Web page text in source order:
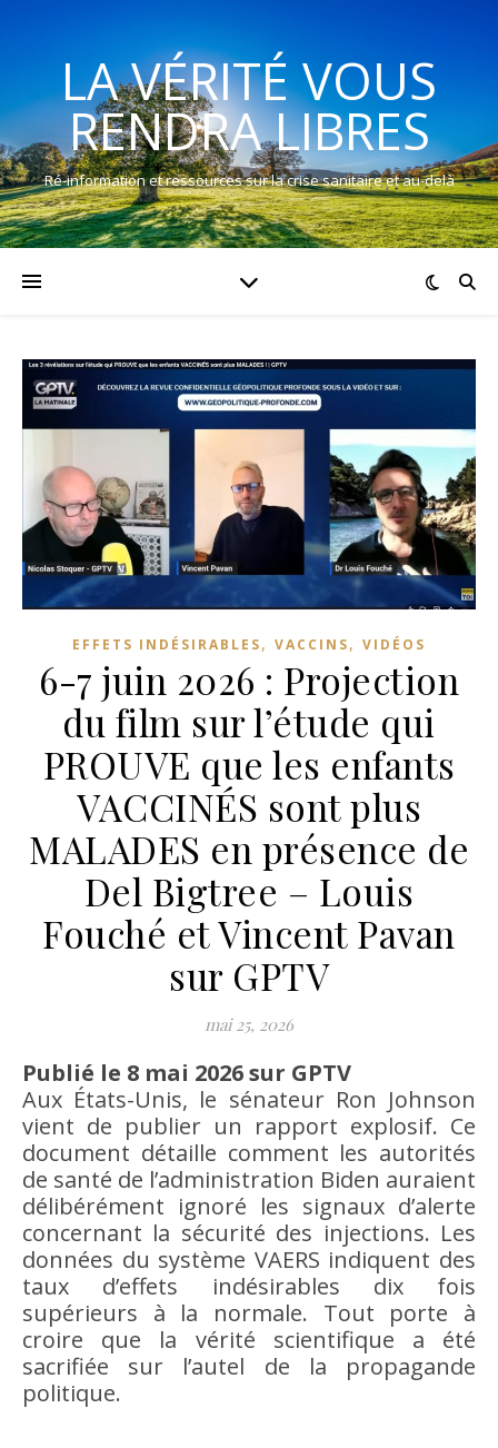
LA VÉRITÉ VOUS
RENDRA LIBRES
Ré-information et ressources sur la crise sanitaire et au-delà
EFFETS INDÉSIRABLES, VACCINS, VIDÉOS
6-7 juin 2026 : Projection
du film sur l’étude qui
PROUVE que les enfants
VACCINÉS sont plus
MALADES en présence de
Del Bigtree – Louis
Fouché et Vincent Pavan
sur GPTV
mai 25, 2026
Publié le 8 mai 2026 sur GPTV
Aux États-Unis, le sénateur Ron Johnson
vient de publier un rapport explosif. Ce
document détaille comment les autorités
de santé de l’administration Biden auraient
délibérément ignoré les signaux d’alerte
concernant la sécurité des injections. Les
données du système VAERS indiquent des
taux d’effets indésirables dix fois
supérieurs à la normale. Tout porte à
croire que la vérité scientifique a été
sacrifiée sur l’autel de la propagande
politique.